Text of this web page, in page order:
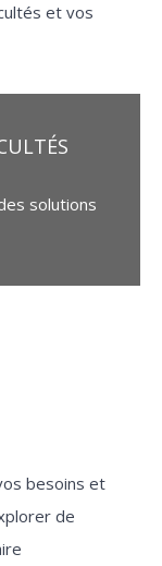
et vos
solutions
besoins et
de